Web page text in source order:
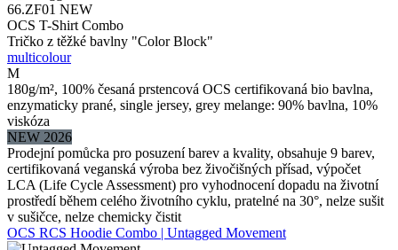
66.ZF01 NEW
OCS T-Shirt Combo
Tričko z těžké bavlny "Color Block"
multicolour
M
180g/m², 100% česaná prstencová OCS certifikovaná bio bavlna,
enzymaticky prané, single jersey, grey melange: 90% bavlna, 10%
viskóza
NEW 2026
Prodejní pomůcka pro posuzení barev a kvality, obsahuje 9 barev,
certifikovaná veganská výroba bez živočišných přísad, výpočet
LCA (Life Cycle Assessment) pro vyhodnocení dopadu na životní
prostředí během celého životního cyklu, pratelné na 30°, nelze sušit
v sušičce, nelze chemicky čistit
OCS RCS Hoodie Combo | Untagged Movement